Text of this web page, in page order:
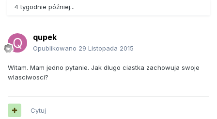
4 tygodnie później...
qupek
Opublikowano 29 Listopada 2015
Witam. Mam jedno pytanie. Jak dlugo ciastka zachowuja swoje
wlasciwosci?
Cytuj